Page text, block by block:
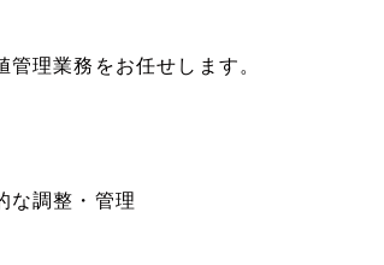
理業務をお任せします。
な調整・管理